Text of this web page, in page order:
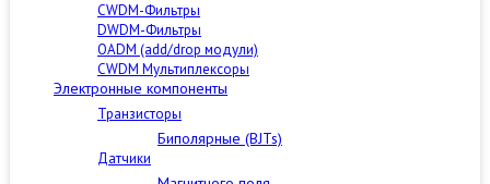
CWDM-Фильтры
DWDM-Фильтры
OADM (add/drop модули)
CWDM Мультиплексоры
Электронные компоненты
Транзисторы
Биполярные (BJTs)
Датчики